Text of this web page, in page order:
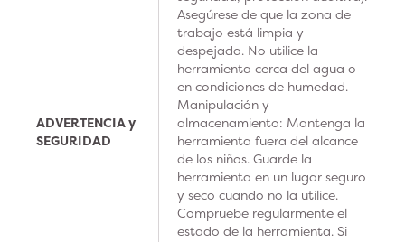
ADVERTENCIA y
SEGURIDAD
Asegúrese de que la zona de
trabajo está limpia y
despejada. No utilice la
herramienta cerca del agua o
en condiciones de humedad.
Manipulación y
almacenamiento: Mantenga la
herramienta fuera del alcance
de los niños. Guarde la
herramienta en un lugar seguro
y seco cuando no la utilice.
Compruebe regularmente el
estado de la herramienta. Si